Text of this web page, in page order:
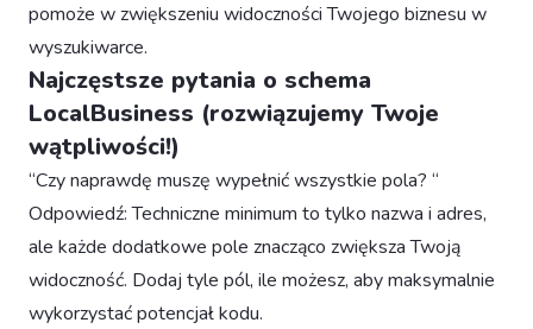
pomoże w zwiększeniu widoczności Twojego biznesu w
wyszukiwarce.
Najczęstsze pytania o schema
LocalBusiness (rozwiązujemy Twoje
wątpliwości!)
“Czy naprawdę muszę wypełnić wszystkie pola? “
Odpowiedź: Techniczne minimum to tylko nazwa i adres,
ale każde dodatkowe pole znacząco zwiększa Twoją
widoczność. Dodaj tyle pól, ile możesz, aby maksymalnie
wykorzystać potencjał kodu.